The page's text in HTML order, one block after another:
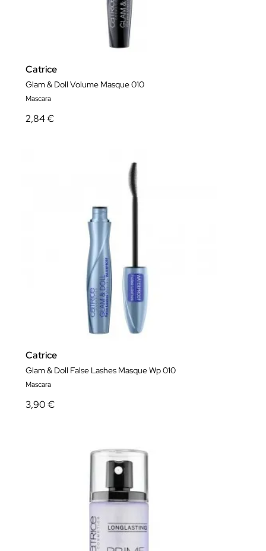
Catrice
Glam & Doll Volume Masque 010
Mascara
2,84 €
Catrice
Glam & Doll False Lashes Masque Wp 010
Mascara
3,90 €